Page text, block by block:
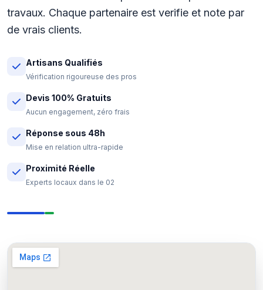
travaux. Chaque partenaire est verifie et note par
de vrais clients.
Artisans Qualifiés
Vérification rigoureuse des pros
Devis 100% Gratuits
Aucun engagement, zéro frais
Réponse sous 48h
Mise en relation ultra-rapide
Proximité Réelle
Experts locaux dans le 02